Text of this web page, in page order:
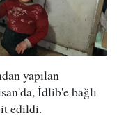
yapılan
İdlib'e bağlı
edildi.